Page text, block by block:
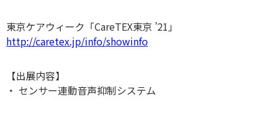
東京ケアウィーク「CareTEX東京 ’21」
http://caretex.jp/info/showinfo
【出展内容】
・ センサー連動音声抑制システム